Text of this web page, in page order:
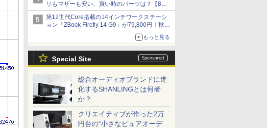
リもマザーも安い、買い時のパーツは？【8月7
日(金)22時配信】
第12世代Core搭載の14インチワークステーシ
ョン「ZBook Firefly 14 G9」が79,800円！秋葉
もっと見る
Special Site
総合オーディオブランドに進
化するSHANLINGとは何者
か？
クリエイティブが作った2万
円台の“小さなピュアオーデ